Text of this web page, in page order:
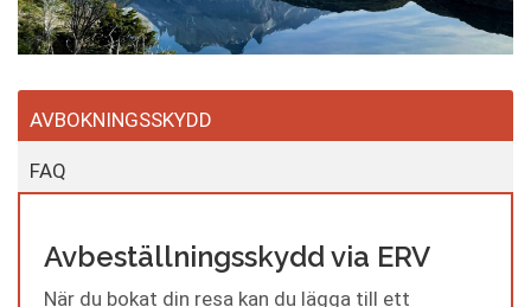
AVBOKNINGSSKYDD
FAQ
Avbeställningsskydd via ERV
När du bokat din resa kan du lägga till ett